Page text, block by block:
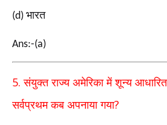
(d) भारत
Ans:-(a)
5.संयुक्त राज्य अमेरिका में शून्य
सर्वप्रथम कब अपनाया गया?